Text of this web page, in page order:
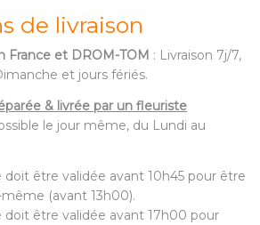
de livraison
France et DROM-TOM : Livraison 7j/7,
et jours fériés.
& livrée par un fleuriste
le jour même, du Lundi au
doit être validée avant 10h45 pour être
(avant 13h00).
doit être validée avant 17h00 pour